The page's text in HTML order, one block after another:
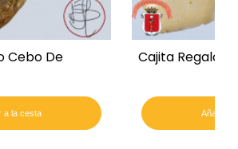
Cebo De
a la cesta
Cajita Regalo
Añadir a